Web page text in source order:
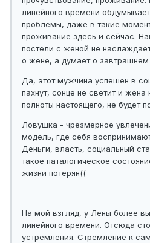
линейного времени
проблемы, даже в такие
проживание здесь и сейчас.
постели с женой не
о жене, а думает о
Да, этот мужчина успешен в
пахнут, сонце не светит и жена
полноты настоящего, не будет
Ловушка - чрезмерное
модель, где себя
Деньги, власть, социальный
такое паталогическое
жизни потерян((
На мой взгляд, у Лены более
линейного времени. Отсюда
устремления. Стремление к